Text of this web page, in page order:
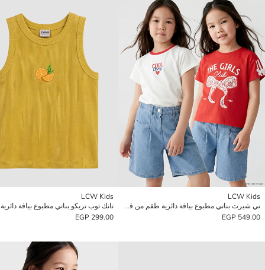
LCW Kids
تي شيرت بناتي مطبوع بياقة دائرية طقم من قطعتين
549.00 EGP
LCW Kids
تانك توب تريكو بناتي مطبوع بياقة دائرية
299.00 EGP